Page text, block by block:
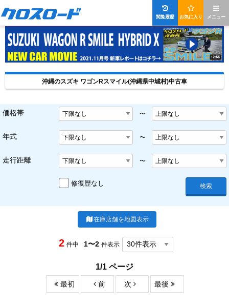
メニュー
お気に入り
閲覧履歴
沖縄のスズキ ワゴンRスマイル(沖縄県中城村)中古車
価格帯 〜
年式 〜
走行距離 〜
修復歴なし 検索
在庫店舗を地図表示
2 件中 1〜2 件表示
1/1 ページ
最初 前 次 最後